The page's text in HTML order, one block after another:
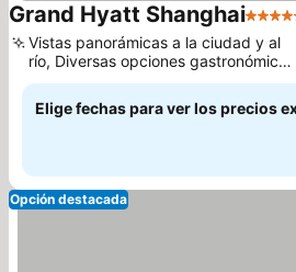
Grand Hyatt Shanghai5
Vistas panorámicas a la ciudad y al
río, Diversas opciones gastronómicas
en altura
Elige fechas para ver los precios
Opción destacada